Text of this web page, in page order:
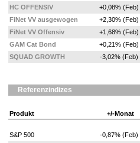
HC OFFENSIV
+0,08% (Feb)
FiNet VV ausgewogen
+2,30% (Feb)
FiNet VV Offensiv
+1,68% (Feb)
GAM Cat Bond
+0,21% (Feb)
SQUAD GROWTH
-3,02% (Feb)
Referenzindizes
Produkt +/-Monat
S&P 500
-0,87% (Feb)